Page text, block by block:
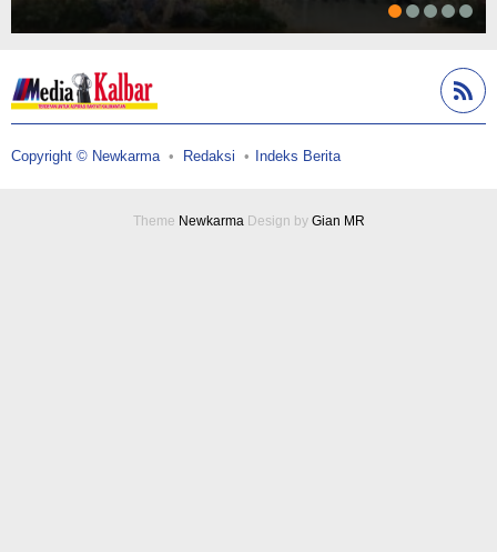
Copyright © Newkarma Redaksi Indeks Berita
Theme NewkarmaDesign by Gian MR